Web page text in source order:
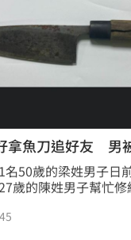
拿魚刀追好友 男
名50歲的梁姓男子日
歲的陳姓男子幫忙
，本周日（4日）凌